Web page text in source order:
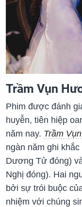
Trầm Vụn
Phim được đánh
huyễn, tiên hiệp
năm nay. Trầm
ngàn năm ghi
Dương Tử đóng)
Nghị đóng). Hai
bởi sự trói buộc
nhiệm với chúng